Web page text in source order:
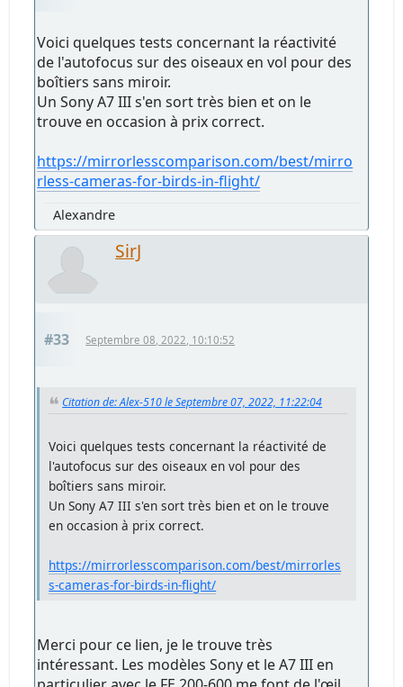
Voici quelques tests concernant la réactivité
de l'autofocus sur des oiseaux en vol pour des
boîtiers sans miroir.
Un Sony A7 III s'en sort très bien et on le
trouve en occasion à prix correct.
https://mirrorlesscomparison.com/best/mirro
rless-cameras-for-birds-in-flight/
Alexandre
SirJ
#33 Septembre 08, 2022, 10:10:52
Citation de: Alex-510 le Septembre 07, 2022, 11:22:04
Voici quelques tests concernant la réactivité de
l'autofocus sur des oiseaux en vol pour des
boîtiers sans miroir.
Un Sony A7 III s'en sort très bien et on le trouve
en occasion à prix correct.
https://mirrorlesscomparison.com/best/mirrorles
s-cameras-for-birds-in-flight/
Merci pour ce lien, je le trouve très
intéressant. Les modèles Sony et le A7 III en